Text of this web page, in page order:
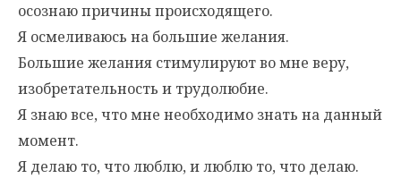
осознаю причины происходящего.
Я осмеливаюсь на большие желания.
Большие желания стимулируют во мне веру,
изобретательность и трудолюбие.
Я знаю все, что мне необходимо знать на данный
момент.
Я делаю то, что люблю, и люблю то, что делаю.